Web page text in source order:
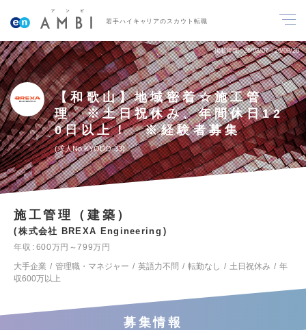
若手ハイキャリアのスカウト転職
掲載期間 26/08/07～26/08/20
【和歌山】地域密着☆施工管
理 ※土日祝休み、年間休日12
0日以上！ ※経験者募集
求人No.KYODO-33
施工管理（建築）
株式会社 BREXA Engineering
年収
600万円～799万円
大手企業
管理職・マネジャー 英語力不問 転勤なし 土日祝休み
年
収600万以上
募集情報